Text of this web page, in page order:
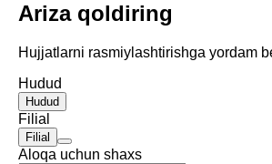
Ariza qoldiring
Hujjatlarni rasmiylashtirishga yordam
Hudud
Hudud
Filial
Filial
Aloqa uchun shaxs